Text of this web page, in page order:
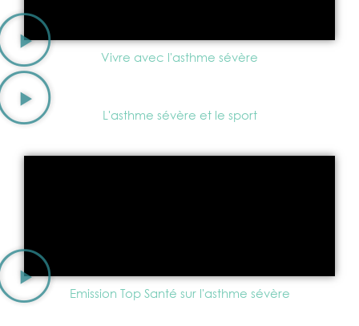
Vivre avec l'asthme sévère
L'asthme sévère et le sport
Emission Top Santé sur l'asthme sévère